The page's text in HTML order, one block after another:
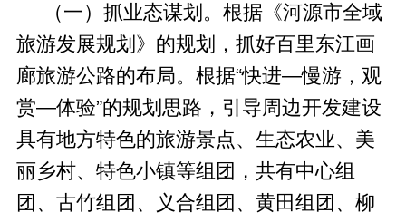
（一）抓业态谋划。根据《河源市全域
旅游发展规划》的规划，抓好百里东江画
廊旅游公路的布局。根据“快进—慢游，观
赏—体验”的规划思路，引导周边开发建设
具有地方特色的旅游景点、生态农业、美
丽乡村、特色小镇等组团，共有中心组
团、古竹组团、义合组团、黄田组团、柳